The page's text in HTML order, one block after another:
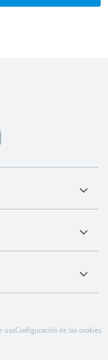
usoConfiguración de las cookies